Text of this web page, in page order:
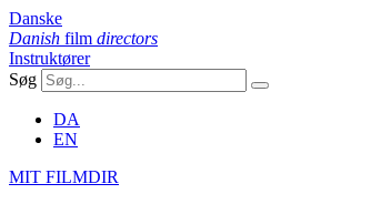
Danske
Danish film directors
Instruktører
Søg
DA
EN
MIT FILMDIR